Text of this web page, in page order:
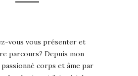
vous présenter et
parcours? Depuis mon
passionné corps et âme par